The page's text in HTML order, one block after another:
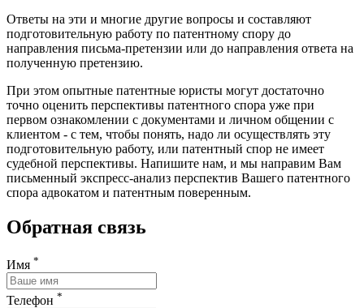
Ответы на эти и многие другие вопросы и составляют
подготовительную работу по патентному спору до
направления письма-претензии или до направления ответа на
полученную претензию.
При этом опытные патентные юристы могут достаточно
точно оценить перспективы патентного спора уже при
первом ознакомлении с документами и личном общении с
клиентом - с тем, чтобы понять, надо ли осуществлять эту
подготовительную работу, или патентный спор не имеет
судебной перспективы. Напишите нам, и мы направим Вам
письменный экспресс-анализ перспектив Вашего патентного
спора адвокатом и патентным поверенным.
Обратная связь
Имя *
Телефон *